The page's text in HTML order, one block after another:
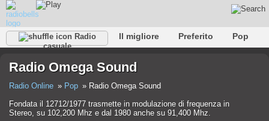
Radio
casuale
Il migliore Preferito
Pop
Rap
Falk Jazz Baby
Radio Omega Sound
Radio Online Pop
Radio Omega Sound
Fondata il 12712/1977 trasmette in modulazione di frequenza in
Stereo, su 102,200 Mhz e dal 1980 anche su 91,400 Mhz.